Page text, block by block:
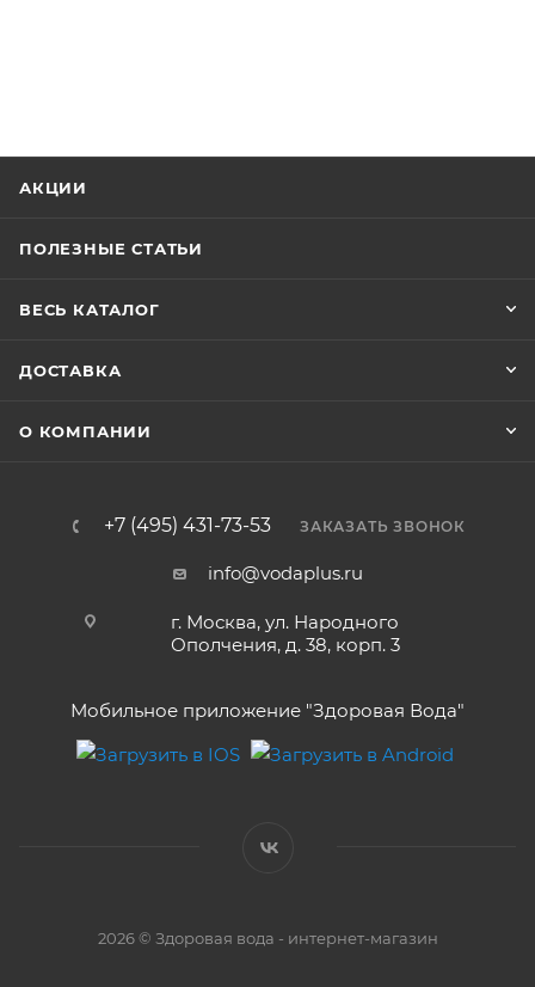
АКЦИИ
ПОЛЕЗНЫЕ СТАТЬИ
ВЕСЬ КАТАЛОГ
ДОСТАВКА
О КОМПАНИИ
+7 (495) 431-73-53 ЗАКАЗАТЬ ЗВОНОК
info@vodaplus.ru
г. Москва, ул. Народного
Ополчения, д. 38, корп. 3
Мобильное приложение "Здоровая Вода"
2026 © Здоровая вода - интернет-магазин